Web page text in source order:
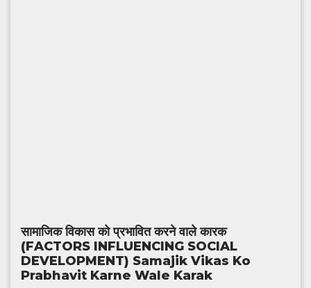
सामाजिक विकास को प्रभावित करने वाले कारक
(FACTORS INFLUENCING SOCIAL
DEVELOPMENT) Samajik Vikas Ko
Prabhavit Karne Wale Karak